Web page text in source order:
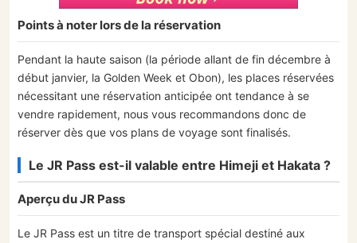
Points à noter lors de la réservation
Pendant la haute saison (la période allant de fin décembre à
début janvier, la Golden Week et Obon), les places réservées
nécessitant une réservation anticipée ont tendance à se
vendre rapidement, nous vous recommandons donc de
réserver dès que vos plans de voyage sont finalisés.
Le JR Pass est-il valable entre Himeji et Hakata ?
Aperçu du JR Pass
Le JR Pass est un titre de transport spécial destiné aux